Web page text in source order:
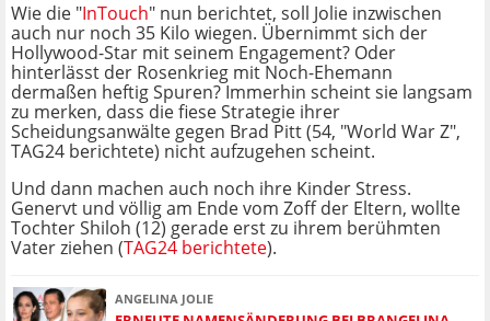
Wie die "InTouch" nun berichtet, soll Jolie inzwischen
auch nur noch 35 Kilo wiegen. Übernimmt sich der
Hollywood-Star mit seinem Engagement? Oder
hinterlässt der Rosenkrieg mit Noch-Ehemann
dermaßen heftig Spuren? Immerhin scheint sie langsam
zu merken, dass die fiese Strategie ihrer
Scheidungsanwälte gegen Brad Pitt (54, "World War Z",
TAG24 berichtete) nicht aufzugehen scheint.
Und dann machen auch noch ihre Kinder Stress.
Genervt und völlig am Ende vom Zoff der Eltern, wollte
Tochter Shiloh (12) gerade erst zu ihrem berühmten
Vater ziehen (TAG24 berichtete).
ANGELINA JOLIE